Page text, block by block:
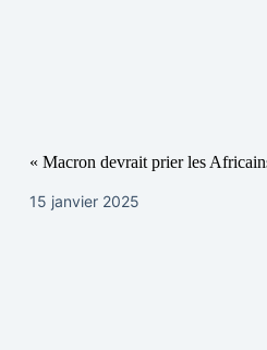
« Macron devrait prier les
15 janvier 2025